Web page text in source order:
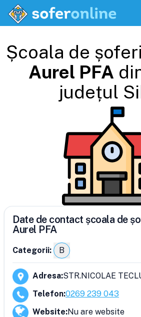
Școala de șoferi
Aurel PFA
județul
Date de contact școala de
Aurel PFA
Categorii: B
Adresa:STR.NICOLAE
Telefon:0269 239 043
Website:Nu are website